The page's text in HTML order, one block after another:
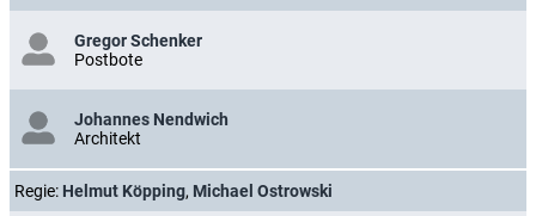
Gregor Schenker
Postbote
Johannes Nendwich
Architekt
Regie: Helmut Köpping, Michael Ostrowski